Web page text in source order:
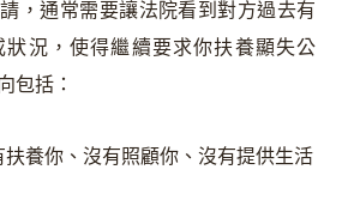
，通常需要讓法院看到對方過去有
狀況，使得繼續要求你扶養顯失公
包括：
扶養你、沒有照顧你、沒有提供生活